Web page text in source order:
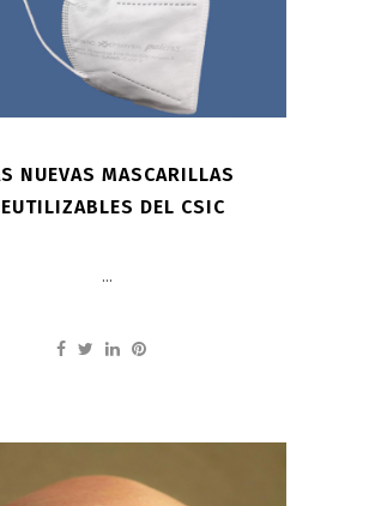
NUEVAS MASCARILLAS
DEL CSIC
...